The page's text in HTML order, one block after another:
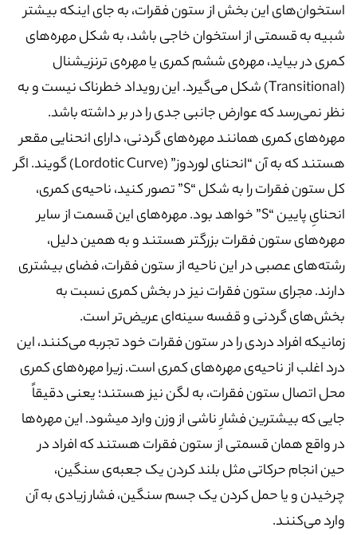
استخوان‌های این بخش از ستون فقرات، به جای اینکه بیشتر
شبیه به قسمتی از استخوان خاجی باشد، به شکل مهره‌های
کمری در بیاید، مهره‌ی ششم کمری یا مهره‌ی ترنزیشنال
(Transitional) شکل می‌گیرد. این رویداد خطرناک نیست و به
نظر نمی‌رسد که عوارض جانبی جدی را در بر داشته باشد.
مهره‌های کمری همانند مهره‌های گردنی، دارای انحنایی مقعر
هستند که به آن “انحنای لوردوز” (Lordotic Curve) گویند. اگر
کل ستون فقرات را به شکل “S” تصور کنید، ناحیه‌ی کمری،
انحنایِ پایین “S” خواهد بود. مهره‌های این قسمت از سایر
مهره‌های ستون فقرات بزرگتر هستند و به همین دلیل،
رشته‌های عصبی در این ناحیه از ستون فقرات، فضای بیشتری
دارند. مجرای ستون فقرات نیز در بخش کمری نسبت به
بخش‌های گردنی و قفسه سینه‌ای عریض‌تر است.
زمانیکه افراد دردی را در ستون فقرات خود تجربه می‌کنند، این
درد اغلب از ناحیه‌ی مهره‌های کمری است. زیرا مهره‌های کمری
محل اتصال ستون فقرات، به لگن نیز هستند؛ یعنی دقیقاً
جایی که بیشترین فشارِ ناشی از وزن وارد میشود. این مهره‌ها
در واقع همان قسمتی از ستون فقرات هستند که افراد در
حین انجام حرکاتی مثل بلند کردن یک جعبه‌ی سنگین،
چرخیدن و یا حمل کردن یک جسم سنگین، فشار زیادی به آن
وارد می‌کنند.